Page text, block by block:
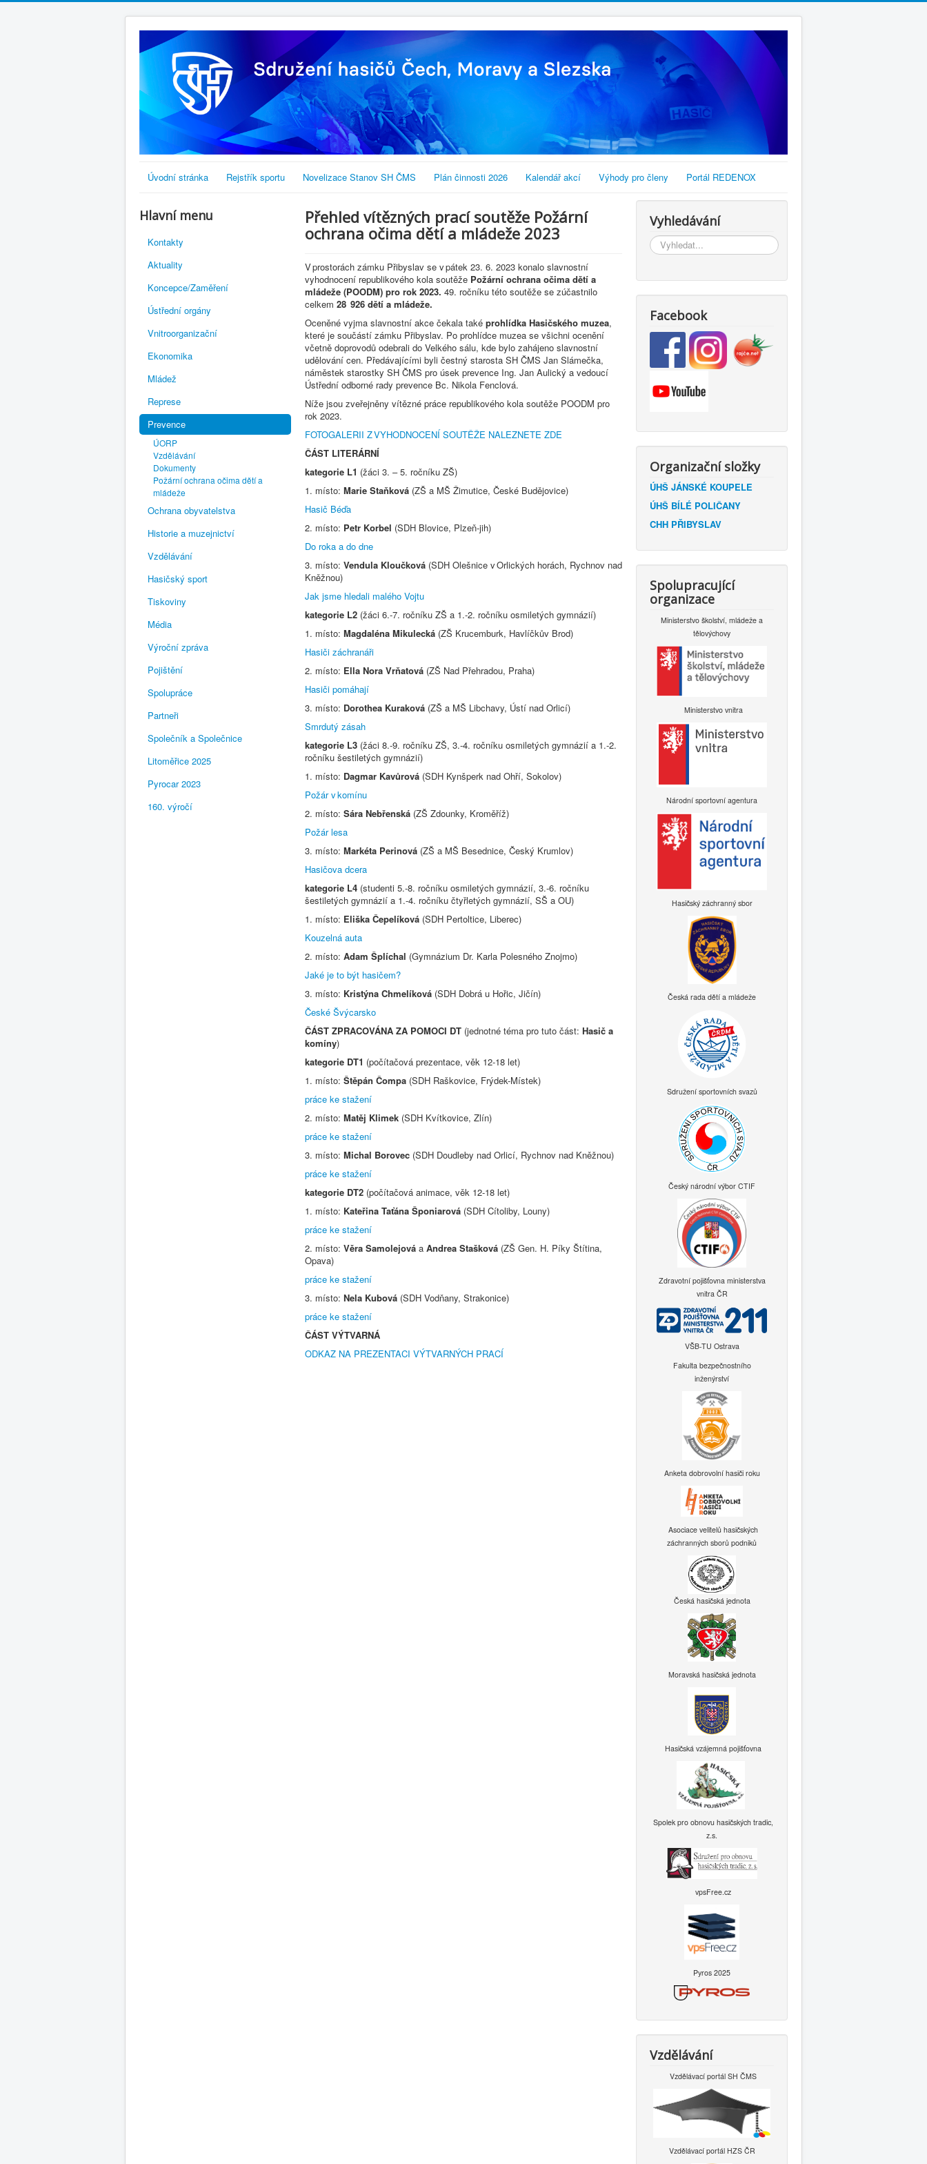
Úvodní stránka Rejstřík sportu Novelizace Stanov SH ČMS Plán činnosti 2026 Kalendář akcí Výhody pro členy Portál REDENOX
Hlavní menu
Kontakty
Aktuality
Koncepce/Zaměření
Ústřední orgány
Vnitroorganizační
Ekonomika
Mládež
Represe
Prevence
ÚORP
Vzdělávání
Dokumenty
Požární ochrana očima dětí a
mládeže
Ochrana obyvatelstva
Historie a muzejnictví
Vzdělávání
Hasičský sport
Tiskoviny
Média
Výroční zpráva
Pojištění
Spolupráce
Partneři
Společník a Společnice
Litoměřice 2025
Pyrocar 2023
160. výročí
Přehled vítězných prací soutěže Požární
ochrana očima dětí a mládeže 2023
V prostorách zámku Přibyslav se v pátek 23. 6. 2023 konalo slavnostní
vyhodnocení republikového kola soutěže Požární ochrana očima dětí a
mládeže (POODM) pro rok 2023. 49. ročníku této soutěže se zúčastnilo
celkem 28 926 dětí a mládeže.
Oceněné vyjma slavnostní akce čekala také prohlídka Hasičského muzea,
které je součástí zámku Přibyslav. Po prohlídce muzea se všichni ocenění
včetně doprovodů odebrali do Velkého sálu, kde bylo zahájeno slavnostní
udělování cen. Předávajícími byli čestný starosta SH ČMS Jan Slámečka,
náměstek starostky SH ČMS pro úsek prevence Ing. Jan Aulický a vedoucí
Ústřední odborné rady prevence Bc. Nikola Fenclová.
Níže jsou zveřejněny vítězné práce republikového kola soutěže POODM pro
rok 2023.
FOTOGALERII Z VYHODNOCENÍ SOUTĚŽE NALEZNETE ZDE
ČÁST LITERÁRNÍ
kategorie L1 (žáci 3. – 5. ročníku ZŠ)
1. místo: Marie Staňková (ZŠ a MŠ Žimutice, České Budějovice)
Hasič Béďa
2. místo: Petr Korbel (SDH Blovice, Plzeň-jih)
Do roka a do dne
3. místo: Vendula Kloučková (SDH Olešnice v Orlických horách, Rychnov nad
Kněžnou)
Jak jsme hledali malého Vojtu
kategorie L2 (žáci 6.-7. ročníku ZŠ a 1.-2. ročníku osmiletých gymnázií)
1. místo: Magdaléna Mikulecká (ZŠ Krucemburk, Havlíčkův Brod)
Hasiči záchranáři
2. místo: Ella Nora Vrňatová (ZŠ Nad Přehradou, Praha)
Hasiči pomáhají
3. místo: Dorothea Kuraková (ZŠ a MŠ Libchavy, Ústí nad Orlicí)
Smrdutý zásah
kategorie L3 (žáci 8.-9. ročníku ZŠ, 3.-4. ročníku osmiletých gymnázií a 1.-2.
ročníku šestiletých gymnázií)
1. místo: Dagmar Kavůrová (SDH Kynšperk nad Ohří, Sokolov)
Požár v komínu
2. místo: Sára Nebřenská (ZŠ Zdounky, Kroměříž)
Požár lesa
3. místo: Markéta Perinová (ZŠ a MŠ Besednice, Český Krumlov)
Hasičova dcera
kategorie L4 (studenti 5.-8. ročníku osmiletých gymnázií, 3.-6. ročníku
šestiletých gymnázií a 1.-4. ročníku čtyřletých gymnázií, SŠ a OU)
1. místo: Eliška Čepelíková (SDH Pertoltice, Liberec)
Kouzelná auta
2. místo: Adam Šplíchal (Gymnázium Dr. Karla Polesného Znojmo)
Jaké je to být hasičem?
3. místo: Kristýna Chmelíková (SDH Dobrá u Hořic, Jičín)
České Švýcarsko
ČÁST ZPRACOVÁNA ZA POMOCI DT (jednotné téma pro tuto část: Hasič a
komíny)
kategorie DT1 (počítačová prezentace, věk 12-18 let)
1. místo: Štěpán Čompa (SDH Raškovice, Frýdek-Místek)
práce ke stažení
2. místo: Matěj Klimek (SDH Kvítkovice, Zlín)
práce ke stažení
3. místo: Michal Borovec (SDH Doudleby nad Orlicí, Rychnov nad Kněžnou)
práce ke stažení
kategorie DT2 (počítačová animace, věk 12-18 let)
1. místo: Kateřina Taťána Šponiarová (SDH Cítoliby, Louny)
práce ke stažení
2. místo: Věra Samolejová a Andrea Stašková (ZŠ Gen. H. Píky Štítina,
Opava)
práce ke stažení
3. místo: Nela Kubová (SDH Vodňany, Strakonice)
práce ke stažení
ČÁST VÝTVARNÁ
ODKAZ NA PREZENTACI VÝTVARNÝCH PRACÍ
Vyhledávání
Vyhledávání...
Facebook
Organizační složky
ÚHŠ JÁNSKÉ KOUPELE
ÚHŠ BÍLÉ POLIČANY
CHH PŘIBYSLAV
Spolupracující
organizace
Ministerstvo školství, mládeže a
tělovýchovy
Ministerstvo vnitra
Národní sportovní agentura
Hasičský záchranný sbor
Česká rada dětí a mládeže
Sdružení sportovních svazů
Český národní výbor CTIF
Zdravotní pojišťovna ministerstva
vnitra ČR
VŠB-TU Ostrava
Fakulta bezpečnostního
inženýrství
Anketa dobrovolní hasiči roku
Asociace velitelů hasičských
záchranných sborů podniků
Česká hasičská jednota
Moravská hasičská jednota
Hasičská vzájemná pojišťovna
Spolek pro obnovu hasičských tradic,
z.s.
vpsFree.cz
Pyros 2025
Vzdělávání
Vzdělávací portál SH ČMS
Vzdělávací portál HZS ČR